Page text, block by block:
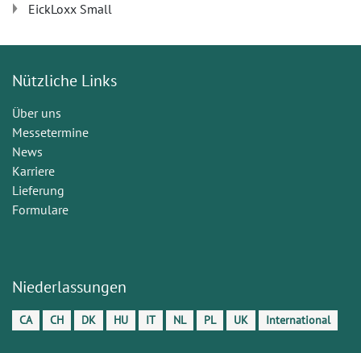
EickLoxx Small
Nützliche Links
Über uns
Messetermine
News
Karriere
Lieferung
Formulare
Niederlassungen
CA CH DK HU IT NL PL UK International